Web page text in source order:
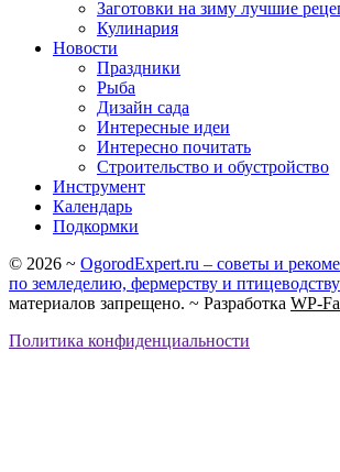
Заготовки на зиму лучшие
Кулинария
Новости
Праздники
Рыба
Дизайн сада
Интересные идеи
Интересно почитать
Строительство и обустройство
Инструмент
Календарь
Подкормки
© 2026 ~ OgorodExpert.ru – cоветы и
по земледелию, фермерству и птицеводству
материалов запрещено. ~ Разработка WP-
Политика конфиденциальности